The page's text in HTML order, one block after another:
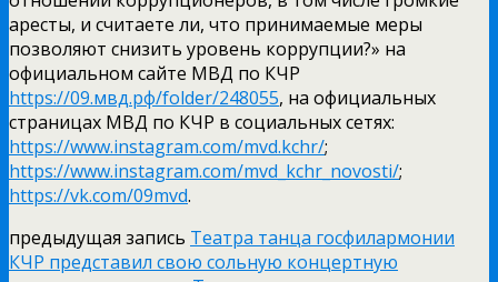
аресты, и считаете ли, что принимаемые меры
позволяют снизить уровень коррупции?» на
официальном сайте МВД по КЧР
https://09.мвд.рф/folder/248055, на официальных
страницах МВД по КЧР в социальных сетях:
https://www.instagram.com/mvd.kchr/;
https://www.instagram.com/mvd_kchr_novosti/;
https://vk.com/09mvd.
предыдущая запись Театра танца госфилармонии
КЧР представил свою сольную концертную